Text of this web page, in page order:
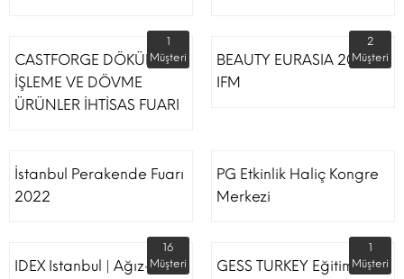
CASTFORGE DÖKÜM,
İŞLEME VE DÖVME
ÜRÜNLER İHTİSAS FUARI
1
Müşteri
BEAUTY EURASIA 2022
IFM
2
Müşteri
İstanbul Perakende Fuarı
2022
PG Etkinlik Haliç Kongre
Merkezi
IDEX Istanbul | Ağız-Diş
16
Müşteri
GESS TURKEY Eğitim
1
Müşteri